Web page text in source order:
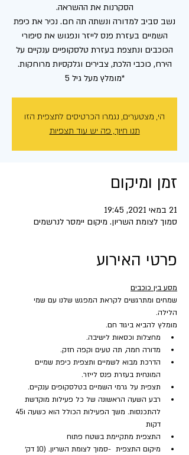
נשב סביב למדורה ונשתה תה חם. נכיר את כיפת
השמיים בעזרת פנס לייזר ונפגוש את סיפורי
הכוכבים ונתצפת בעזרת טלסקופיים ענקיים על
*מומלץ מעל גיל 5
הי, מצטערים, נגמרו הכרטיסים לתצפית הזו
תנו חיוך, פה יש עוד תצפיות
זמן ומיקום
21 במאי 2021, 19:45
סמוך לצומת השריון. מיקום יימסר לנרשמים
פרטי האירוע
מסע בין כוכבים
שמחים ומתרגשים לקראת המפגש שלנו עם שמי
הלילה.
מומלץ להביא ביגוד חם.
מחצלות וכסאות לישיבה.
מדורה חמה, תה טעים וקפה חזק.
הדרכת מבוא לשמיים ותצפית כיפת שמיים
המונחית בעזרת פנס לייזר.
תצפית על גרמי השמיים בטלסקופים ענקיים.
רבע השעה הראשונה של כל פעילות מוקדשת
דקות
התצפית מתקיימת בשטח פתוח
מיקום התצפית  -סמוך לצומת השריון. (10 דק׳